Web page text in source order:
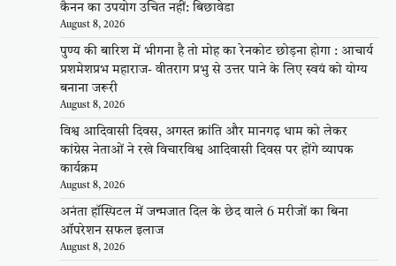
कैनन का उपयोग उचित नहीं: बिछावेडा
August 8, 2026
पुण्य की बारिश में भीगना है तो मोह का रेनकोट छोड़ना होगा : आचार्य
प्रशमेशप्रभ महाराज- वीतराग प्रभु से उत्तर पाने के लिए स्वयं को योग्य
बनाना जरूरी
August 8, 2026
विश्व आदिवासी दिवस, अगस्त क्रांति और मानगढ़ धाम को लेकर
कांग्रेस नेताओं ने रखे विचारविश्व आदिवासी दिवस पर होंगे व्यापक
कार्यक्रम
August 8, 2026
अनंता हॉस्पिटल में जन्मजात दिल के छेद वाले 6 मरीजों का बिना
ऑपरेशन सफल इलाज
August 8, 2026